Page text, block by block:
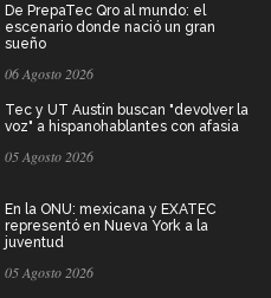
De PrepaTec Qro al mundo: el
escenario donde nació un gran
sueño
06 Agosto 2026
Tec y UT Austin buscan "devolver la
voz" a hispanohablantes con afasia
05 Agosto 2026
En la ONU: mexicana y EXATEC
representó en Nueva York a la
juventud
05 Agosto 2026